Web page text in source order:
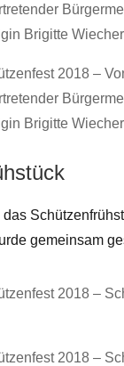
Brigitte
2018 –
Brigitte
gemeinsam
2018 –
2018 –